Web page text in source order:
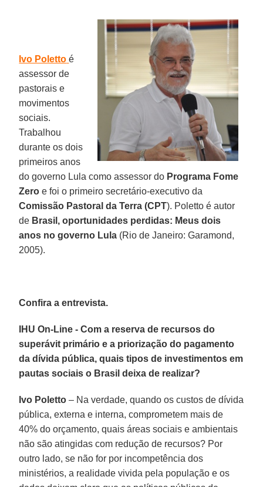
Ivo Poletto é
assessor de
pastorais e
movimentos
sociais.
Trabalhou
durante os dois
primeiros anos
do governo Lula como assessor do Programa Fome
Zero e foi o primeiro secretário-executivo da
Comissão Pastoral da Terra (CPT). Poletto é autor
de Brasil, oportunidades perdidas: Meus dois
anos no governo Lula (Rio de Janeiro: Garamond,
2005).
Confira a entrevista.
IHU On-Line - Com a reserva de recursos do
superávit primário e a priorização do pagamento
da dívida pública, quais tipos de investimentos em
pautas sociais o Brasil deixa de realizar?
Ivo Poletto – Na verdade, quando os custos de dívida
pública, externa e interna, comprometem mais de
40% do orçamento, quais áreas sociais e ambientais
não são atingidas com redução de recursos? Por
outro lado, se não for por incompetência dos
ministérios, a realidade vivida pela população e os